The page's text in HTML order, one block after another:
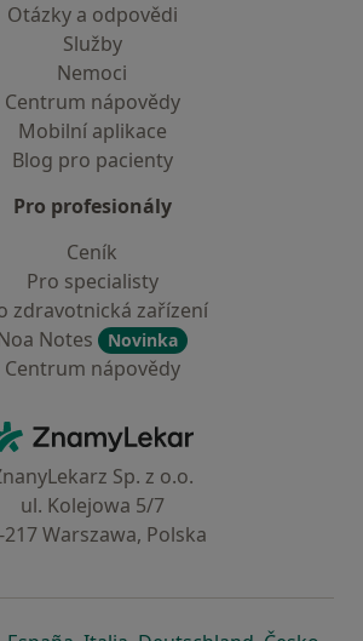
Otázky a odpovědi
Služby
Nemoci
Centrum nápovědy
Mobilní aplikace
Blog pro pacienty
Pro profesionály
Ceník
Pro specialisty
zdravotnická zařízení
Notes
Novinka
Centrum nápovědy
ZnamyLekar - Hlavní stránka
Sp. z o.o.
ul. Kolejowa 5/7
217 Warszawa, Polska